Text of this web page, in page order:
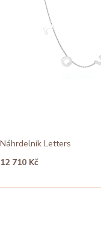
Náhrdelník Letters
12 710 Kč